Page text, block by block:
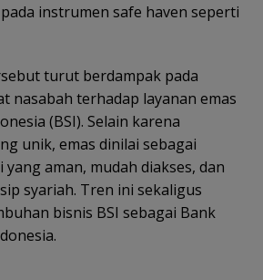
instrumen safe haven seperti
turut berdampak pada
nasabah terhadap layanan emas
(BSI). Selain karena
unik, emas dinilai sebagai
aman, mudah diakses, dan
syariah. Tren ini sekaligus
bisnis BSI sebagai Bank